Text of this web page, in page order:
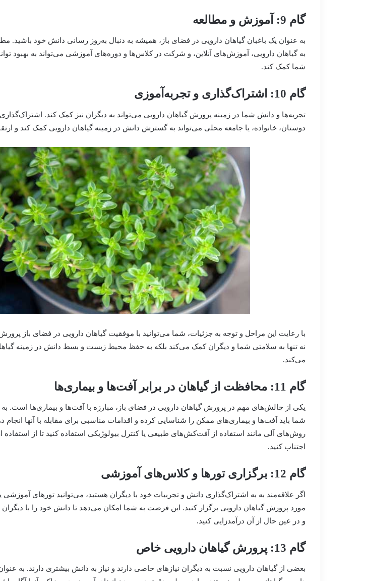
گام 9: آموزش و مطالعه
به عنوان یک باغبان گیاهان دارویی در فضای باز، همیشه به دنبال به‌روز رسانی دانش خود باشید.
به گیاهان دارویی، آموزش‌های آنلاین، و شرکت در کلاس‌ها و دوره‌های آموزشی می‌تواند به بهبود
شما کمک کند.
گام 10: اشتراک‌گذاری و تجربه‌آموزی
تجربه‌ها و دانش شما در زمینه پرورش گیاهان دارویی می‌تواند به دیگران نیز کمک کند.
دوستان، خانواده، یا جامعه محلی می‌تواند به گسترش دانش در زمینه گیاهان دارویی کمک کند و
با رعایت این مراحل و توجه به جزئیات، شما می‌توانید با موفقیت گیاهان دارویی در فضای باز
نه تنها به سلامتی شما و دیگران کمک می‌کند بلکه به حفظ محیط زیست و بسط دانش در زمینه
می‌کند.
گام 11: محافظت از گیاهان در برابر آفت‌ها و بیماری‌ها
یکی از چالش‌های مهم در پرورش گیاهان دارویی در فضای باز، مبارزه با آفت‌ها و بیماری‌ها است. به
شما باید آفت‌ها و بیماری‌های ممکن را شناسایی کرده و اقدامات مناسبی برای مقابله با آنها انجام
روش‌های آلی مانند استفاده از آفت‌کش‌های طبیعی یا کنترل بیولوژیکی استفاده کنید تا از استفاده
اجتناب کنید.
گام 12: برگزاری تورها و کلاس‌های آموزشی
اگر علاقه‌مند به به اشتراک‌گذاری دانش و تجربیات خود با دیگران هستید، می‌توانید تورهای آموزشی
مورد پرورش گیاهان دارویی برگزار کنید. این فرصت به شما امکان می‌دهد تا دانش خود را با دیگران
و در عین حال از آن درآمدزایی کنید.
گام 13: پرورش گیاهان دارویی خاص
بعضی از گیاهان دارویی نسبت به دیگران نیاز‌های خاصی دارند و نیاز به دانش بیشتری دارند. به